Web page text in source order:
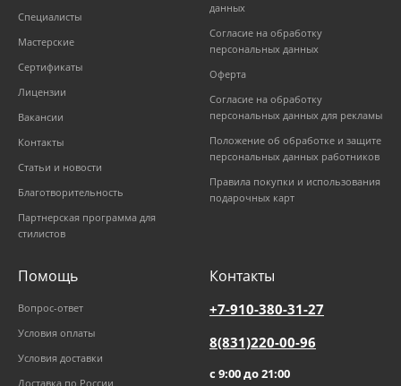
Специалисты
Мастерские
Сертификаты
Лицензии
Вакансии
Контакты
Статьи и новости
Благотворительность
Партнерская программа для
стилистов
данных
Согласие на обработку
персональных данных
Оферта
Согласие на обработку
персональных данных для рекламы
Положение об обработке и защите
персональных данных работников
Правила покупки и использования
подарочных карт
Помощь
Вопрос-ответ
Условия оплаты
Условия доставки
Доставка по России
Контакты
+7-910-380-31-27
8(831)220-00-96
с 9:00 до 21:00